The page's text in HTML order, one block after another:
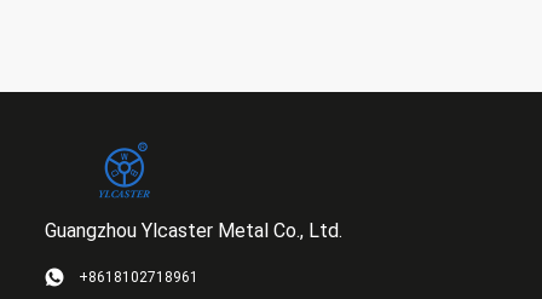
Guangzhou Ylcaster Metal Co., Ltd.
+8618102718961